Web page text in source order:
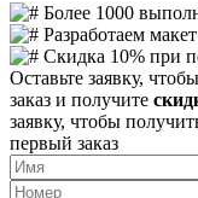
Более 1000
Разработаем
Скидка 10% при
Оставьте заявку,
заказ и получите
заявку, чтобы
первый заказ